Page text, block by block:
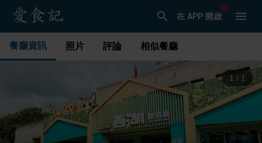
在 APP 開啟
餐廳資訊 照片 評論 相似餐廳
1 / 1